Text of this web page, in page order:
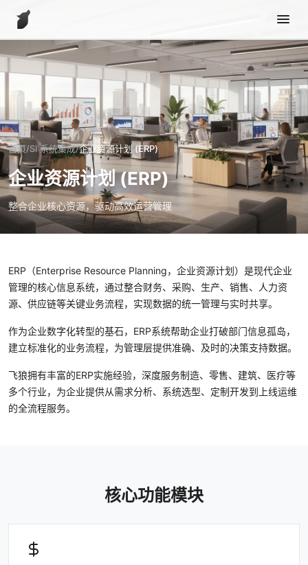
产品与服务
ERP 企业资源计划
EAM 企业资产管理
MES 制造执行系统
WMS 仓储管理系统
企业AI解决方案
客户案例
招贤纳才
首页/SI 系统集成/企业资源计划 (ERP)
企业资源计划 (ERP)
整合企业核心资源，驱动高效运营管理
ERP（Enterprise Resource Planning，企业资源计划）是现代企业
管理的核心信息系统，通过整合财务、采购、生产、销售、人力资
源、供应链等关键业务流程，实现数据的统一管理与实时共享。
作为企业数字化转型的基石，ERP系统帮助企业打破部门信息孤岛，
建立标准化的业务流程，为管理层提供准确、及时的决策支持数据。
飞狼拥有丰富的ERP实施经验，深度服务制造、零售、建筑、医疗等
多个行业，为企业提供从需求分析、系统选型、定制开发到上线运维
的全流程服务。
核心功能模块